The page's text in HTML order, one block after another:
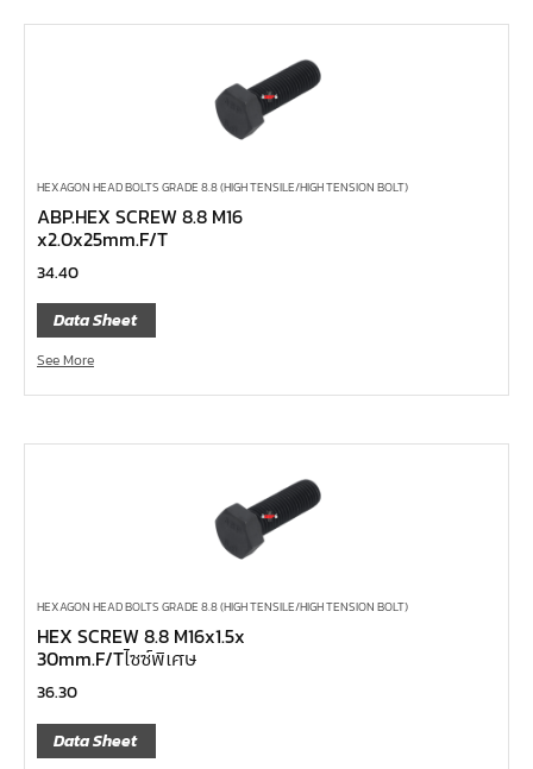
ไขควง Koken
ด้ามขันบ๊อกซ์, ด้ามเลื่อน, ด้ามขันตัวแอล, ด้ามควง
ด้ามฟรี
บ๊อกซ์เดือยโผล่
ประแจ L หกเหลี่ยม,ท๊อกซ์,หัวบ๊อกซ์
เหล็กส่ง, เหล็กสกัด, เหล็กตอก
ค้อน
เครื่องมืองานไฟฟ้าแรงสูง
กล่องเครื่องมือ
ประแจ-แหวน-ปากตาย
เครื่องยิงรีเวทนัท
HEXAGON HEAD BOLTS GRADE 8.8 (HIGH TENSILE/HIGH TENSION BOLT)
ABP.HEX SCREW 8.8 M16
x2.0x25mm.F/T
34.40
Data Sheet
See More
HEXAGON HEAD BOLTS GRADE 8.8 (HIGH TENSILE/HIGH TENSION BOLT)
HEX SCREW 8.8 M16x1.5x
30mm.F/Tไซซ์พิเศษ
36.30
Data Sheet